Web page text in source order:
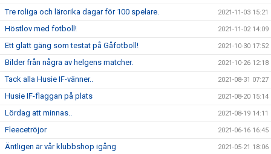
Tre roliga och lärorika dagar för 100 spelare. 2021-11-03 15:21
Höstlov med fotboll! 2021-11-02 14:09
Ett glatt gäng som testat på Gåfotboll! 2021-10-30 17:52
Bilder från några av helgens matcher. 2021-10-26 12:18
Tack alla Husie IF-vänner.. 2021-08-31 07:27
Husie IF-flaggan på plats 2021-08-20 15:14
Lördag att minnas.. 2021-08-19 14:11
Fleecetröjor 2021-06-16 16:45
Äntligen är vår klubbshop igång 2021-05-21 18:06